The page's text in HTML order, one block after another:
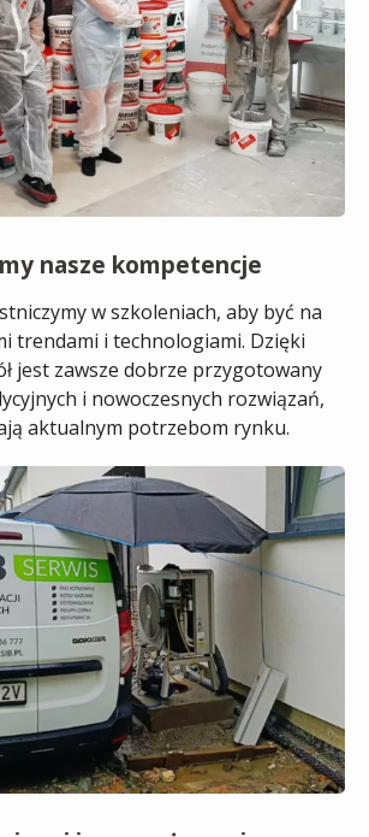
nasze kompetencje
w szkoleniach, aby być na
trendami i technologiami. Dzięki
jest zawsze dobrze przygotowany
i nowoczesnych rozwiązań,
aktualnym potrzebom rynku.